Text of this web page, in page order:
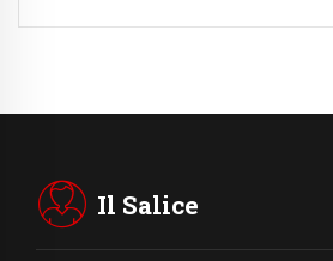
Il Salice